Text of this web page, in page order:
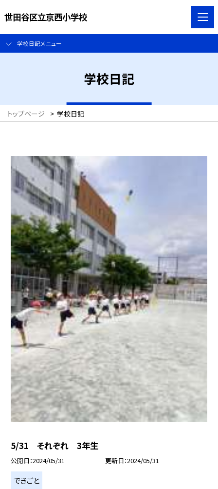
世田谷区立京西小学校
学校日記メニュー
学校日記
トップページ > 学校日記
5/31 それぞれ 3年生
公開日 2024/05/31 更新日 2024/05/31
できごと